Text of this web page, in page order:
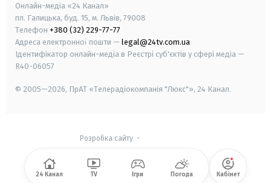
Онлайн-медіа «24 Канал»
пл. Галицька, буд. 15, м. Львів, 79008
Телефон +380 (32) 229-77-77
Адреса електронної пошти — legal@24tv.com.ua
Ідентифікатор онлайн-медіа в Реєстрі суб'єктів у сфері медіа —
R40-06057
© 2005—2026, ПрАТ «Телерадіокомпанія "Люкс"», 24 Канал.
Розробка сайту-
24 Канал TV Ігри Погода Кабінет